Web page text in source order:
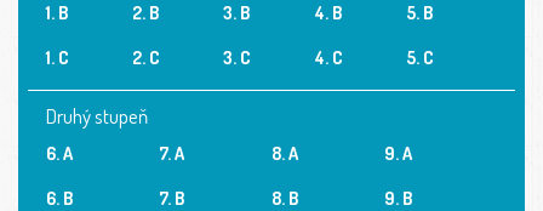
1. B
1. C
2. B
2. C
3. B
3. C
4. B
4. C
5. B
5. C
Druhý stupeň
6. A
6. B
7. A
7. B
8. A
8. B
9. A
9. B